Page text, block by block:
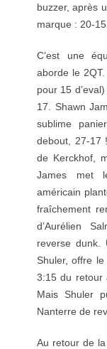
buzzer, après
marque : 20-15.
C’est une
aborde le
pour 15
17. Shawn
sublime
debout, 27-17
de Kerckhof,
James met
américain
fraîchement
d’Aurélien
reverse dunk.
Shuler, offre
3:15 du retour
Mais Shuler
Nanterre de
Au retour de